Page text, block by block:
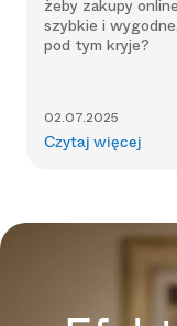
żeby zakupy
szybkie i
pod tym kryje?
02.07.2025
Czytaj więcej